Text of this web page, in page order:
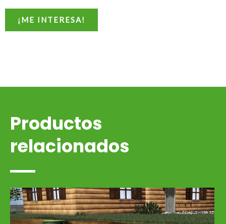
¡ME INTERESA!
Productos
relacionados